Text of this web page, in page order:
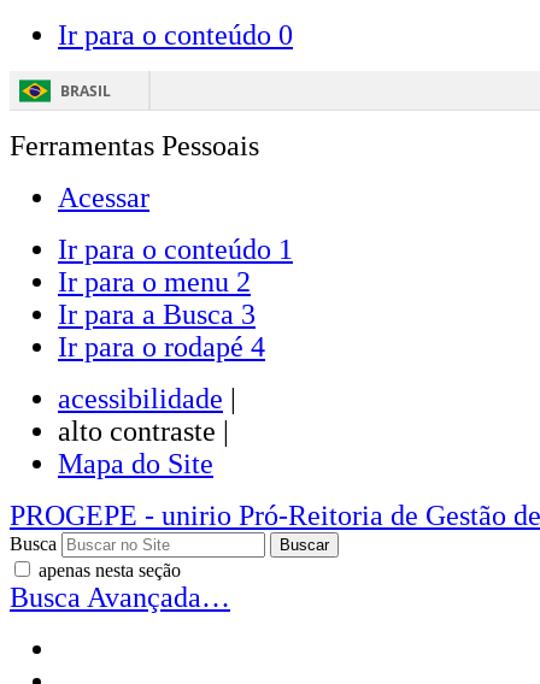
Ir para o conteúdo 0
BRASIL
Ferramentas Pessoais
Acessar
Ir para o conteúdo 1
Ir para o menu 2
Ir para a Busca 3
Ir para o rodapé 4
acessibilidade |
alto contraste |
Mapa do Site
PROGEPE - unirio Pró-Reitoria de Gestão
Busca
apenas nesta seção
Busca Avançada…